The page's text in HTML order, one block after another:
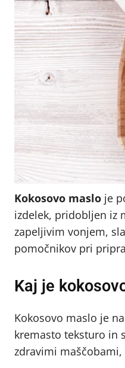
Kokosovo maslo je
izdelek, pridobljen iz
zapeljivim vonjem,
pomočnikov pri
Kaj je
Kokosovo maslo je
kremasto teksturo in
zdravimi